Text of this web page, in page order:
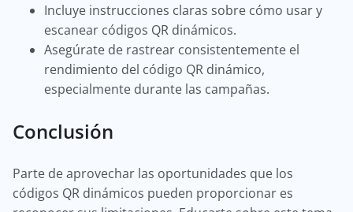
Incluye instrucciones claras sobre cómo usar y
escanear códigos QR dinámicos.
Asegúrate de rastrear consistentemente el
rendimiento del código QR dinámico,
especialmente durante las campañas.
Conclusión
Parte de aprovechar las oportunidades que los
códigos QR dinámicos pueden proporcionar es